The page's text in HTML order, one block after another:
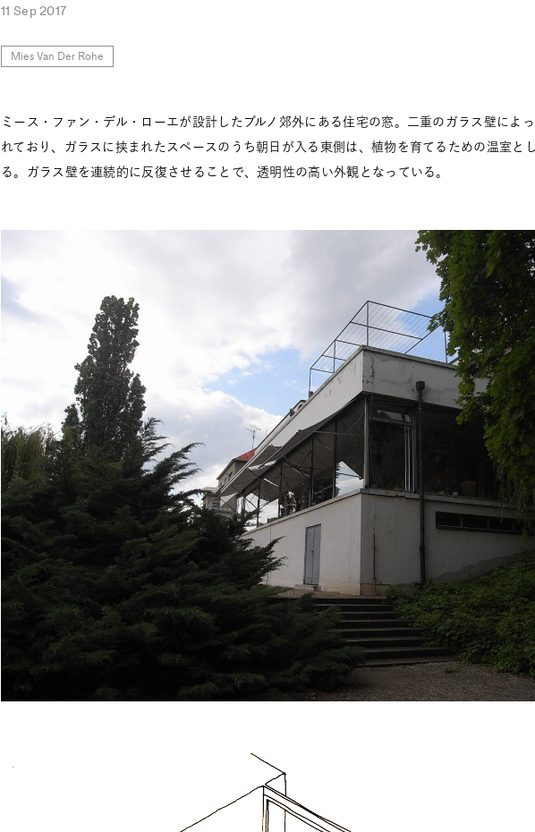
11 Sep 2017
Mies Van Der Rohe
ミース・ファン・デル・ローエが設計したブルノ郊外にある住宅の窓。二重のガラス壁によ
れており、ガラスに挟まれたスペースのうち朝日が入る東側は、植物を育てるための温室と
る。ガラス壁を連続的に反復させることで、透明性の高い外観となっている。